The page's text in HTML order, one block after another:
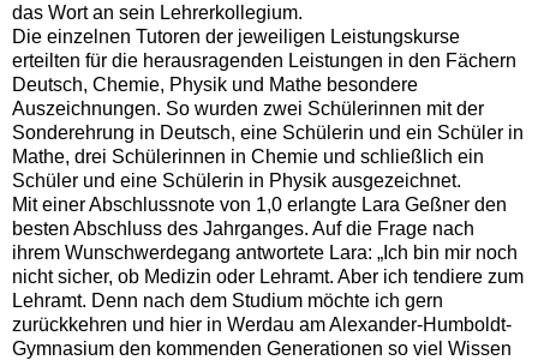
das Wort an sein Lehrerkollegium.
Die einzelnen Tutoren der jeweiligen Leistungskurse
erteilten für die herausragenden Leistungen in den Fächern
Deutsch, Chemie, Physik und Mathe besondere
Auszeichnungen. So wurden zwei Schülerinnen mit der
Sonderehrung in Deutsch, eine Schülerin und ein Schüler in
Mathe, drei Schülerinnen in Chemie und schließlich ein
Schüler und eine Schülerin in Physik ausgezeichnet.
Mit einer Abschlussnote von 1,0 erlangte Lara Geßner den
besten Abschluss des Jahrganges. Auf die Frage nach
ihrem Wunschwerdegang antwortete Lara: „Ich bin mir noch
nicht sicher, ob Medizin oder Lehramt. Aber ich tendiere zum
Lehramt. Denn nach dem Studium möchte ich gern
zurückkehren und hier in Werdau am Alexander-Humboldt-
Gymnasium den kommenden Generationen so viel Wissen